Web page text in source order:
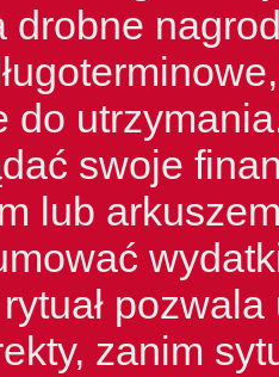
drobne
do
swoje
lub
zanim